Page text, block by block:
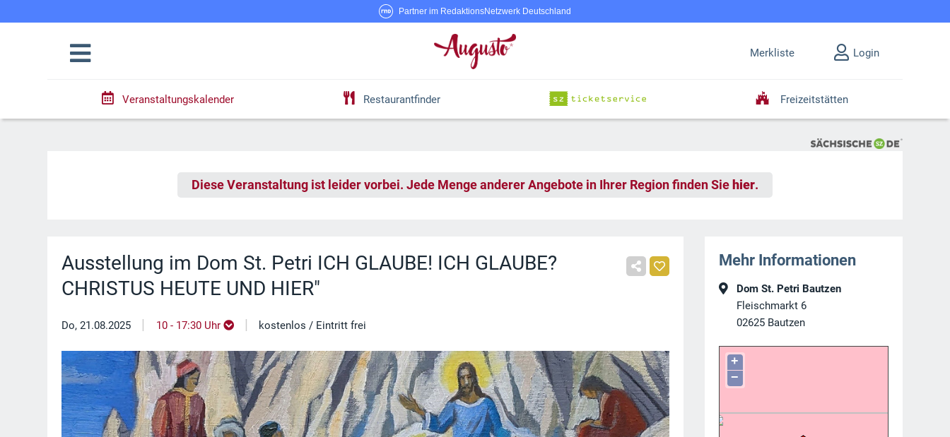
Partner im RedaktionsNetzwerk Deutschland
Merkliste Login
Veranstaltungskalender Restaurantfinder Freizeitstätten
Diese Veranstaltung ist leider vorbei. Jede Menge anderer Angebote in Ihrer Region finden Sie hier.
Ausstellung im Dom St. Petri ICH GLAUBE! ICH GLAUBE?
CHRISTUS HEUTE UND HIER"
Do, 21.08.2025 | 10 - 17:30 Uhr | kostenlos / Eintritt frei
Mehr Informationen
Dom St. Petri Bautzen
Fleischmarkt 6
02625 Bautzen
+
−